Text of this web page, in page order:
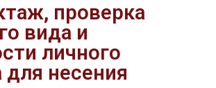
проверка
вида и
личного
для несения